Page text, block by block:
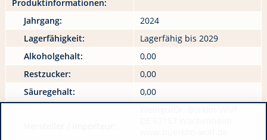
Produktinformationen:
Jahrgang:
2024
Lagerfähigkeit:
Lagerfähig bis 2029
Alkoholgehalt:
0,00
Restzucker:
0,00
Säuregehalt:
0,00